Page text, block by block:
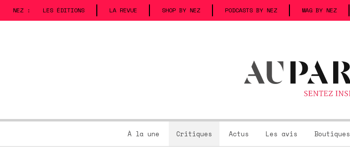
NEZ : LES ÉDITIONS LA REVUE SHOP BY NEZ PODCASTS BY NEZ MAG BY NEZ
À la une Critiques Actus Les avis Boutiques